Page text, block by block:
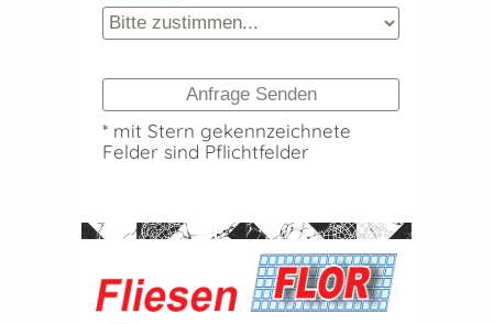
* mit Stern gekennzeichnete
Felder sind Pflichtfelder